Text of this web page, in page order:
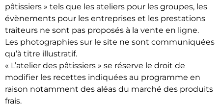
pâtissiers » tels que les ateliers pour les groupes, les
évènements pour les entreprises et les prestations
traiteurs ne sont pas proposés à la vente en ligne.
Les photographies sur le site ne sont communiquées
qu’à titre illustratif.
« L’atelier des pâtissiers » se réserve le droit de
modifier les recettes indiquées au programme en
raison notamment des aléas du marché des produits
frais.